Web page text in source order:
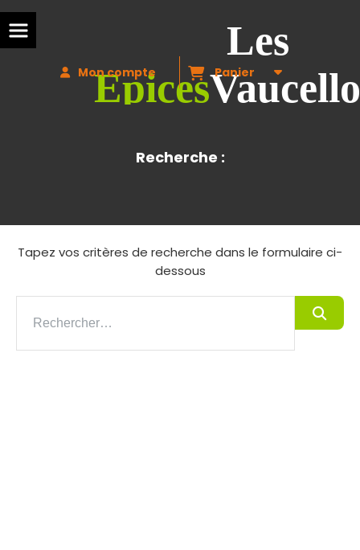
Les
Epices
Mon compte Panier
Recherche :
Tapez vos critères de recherche dans le formulaire ci-
dessous